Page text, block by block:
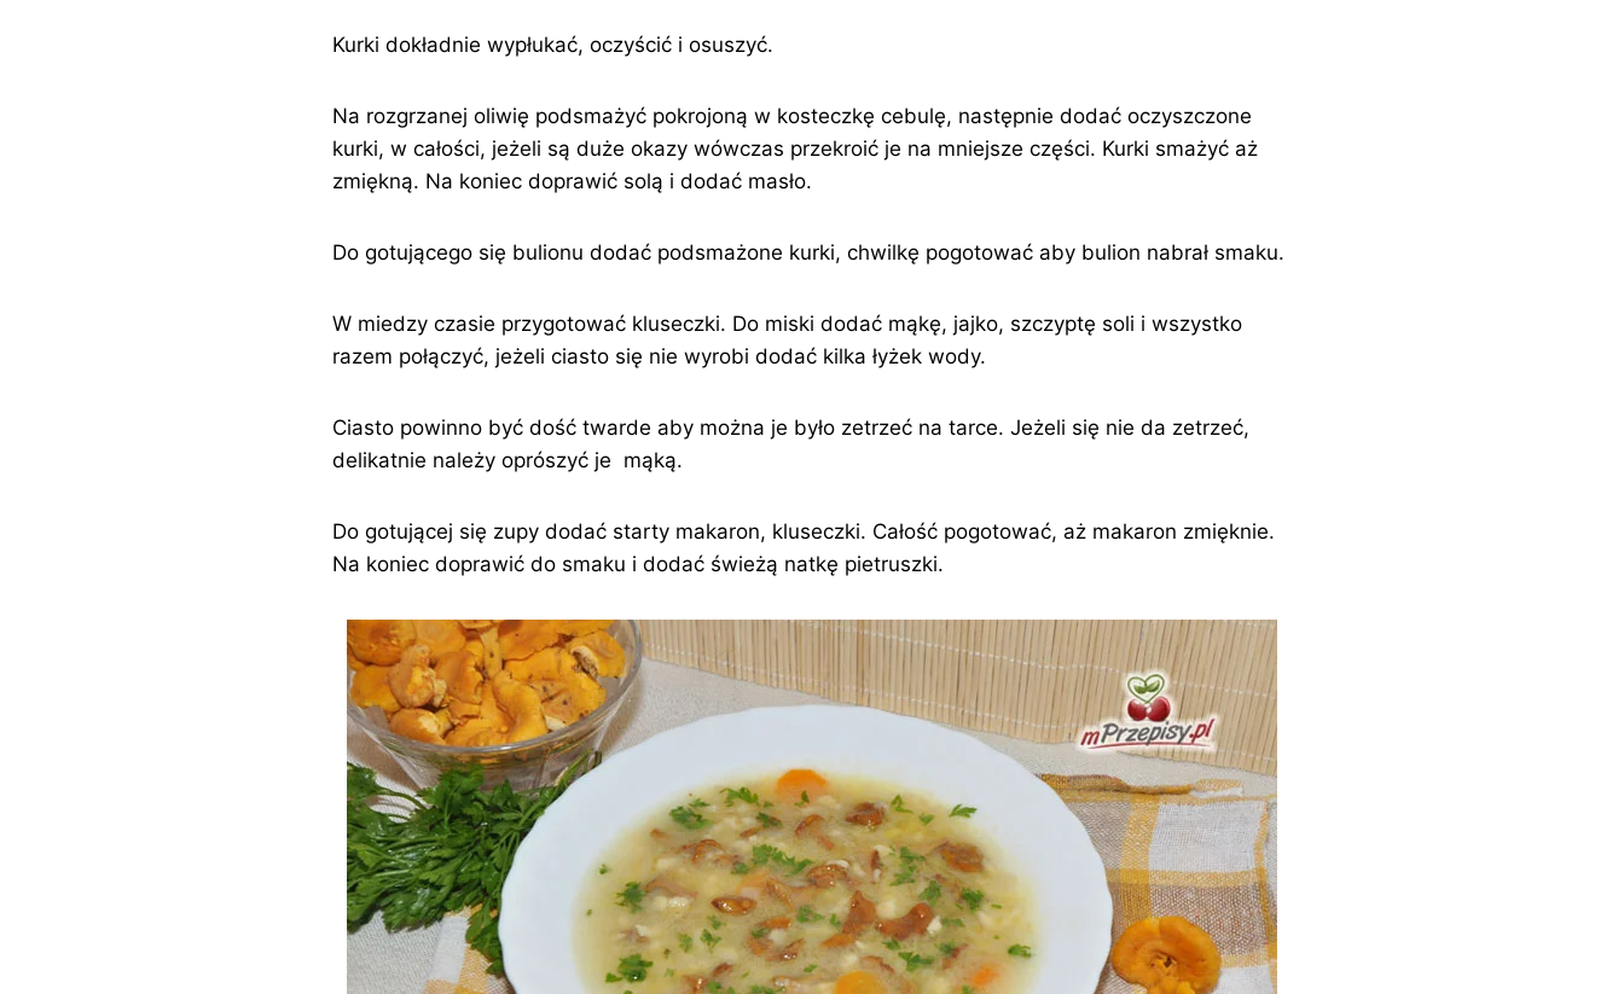
Kurki dokładnie wypłukać, oczyścić i osuszyć.
Na rozgrzanej oliwię podsmażyć pokrojoną w kosteczkę cebulę, następnie dodać oczyszczone
kurki, w całości, jeżeli są duże okazy wówczas przekroić je na mniejsze części. Kurki smażyć aż
zmiękną. Na koniec doprawić solą i dodać masło.
Do gotującego się bulionu dodać podsmażone kurki, chwilkę pogotować aby bulion nabrał smaku.
W miedzy czasie przygotować kluseczki. Do miski dodać mąkę, jajko, szczyptę soli i wszystko
razem połączyć, jeżeli ciasto się nie wyrobi dodać kilka łyżek wody.
Ciasto powinno być dość twarde aby można je było zetrzeć na tarce. Jeżeli się nie da zetrzeć,
delikatnie należy oprószyć je mąką.
Do gotującej się zupy dodać starty makaron, kluseczki. Całość pogotować, aż makaron zmięknie.
Na koniec doprawić do smaku i dodać świeżą natkę pietruszki.